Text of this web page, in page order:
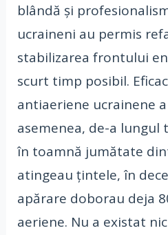
blândă și
ucraineni au permis
stabilizarea frontului
scurt timp posibil.
antiaeriene ucrainene
asemenea, de-a
în toamnă jumătate
atingeau țintele, în
apărare doborau deja
aeriene. Nu a existat